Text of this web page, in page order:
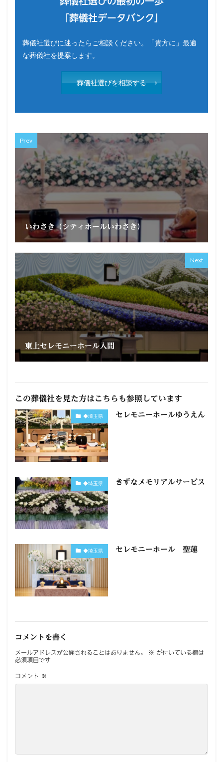
「葬儀社データバンク」
葬儀社選びに迷ったらご相談ください。「貴方に」最適
な葬儀社を提案します。
葬儀社選びを相談する
Prev
いわさき（シティホールいわさき）
Next
東上セレモニーホール入間
この葬儀社を見た方はこちらも参照しています
◆埼玉県 セレモニーホールゆうえん
◆埼玉県 きずなメモリアルサービス
◆埼玉県 セレモニーホール 聖蓮
コメントを書く
メールアドレスが公開されることはありません。 ※ が付いている欄は
必須項目です
コメント ※